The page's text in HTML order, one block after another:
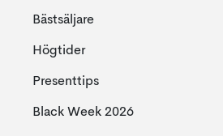
Bästsäljare
Högtider
Presenttips
Black Week 2026